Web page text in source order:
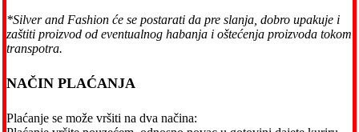
*Silver and Fashion će se postarati da pre slanja, dobro upakuje i
zaštiti proizvod od eventualnog habanja i oštećenja proizvoda tokom
transpotra.
NAČIN PLAĆANJA
Plaćanje se može vršiti na dva načina: